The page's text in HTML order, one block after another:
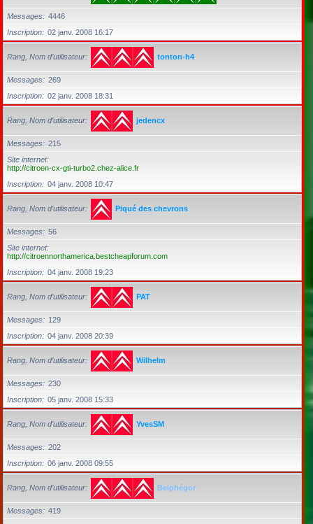
Messages
4446
Inscription
02 janv. 2008 16:17
Rang, Nom d’utilisateur tonton-h4
Messages
269
Inscription
02 janv. 2008 18:31
Rang, Nom d’utilisateur jedencx
Messages
215
Site internet
http://citroen-cx-gti-turbo2.chez-alice.fr
Inscription
04 janv. 2008 10:47
Rang, Nom d’utilisateur Piqué des chevrons
Messages
56
Site internet
http://citroennorthamerica.bestcheapforum.com
Inscription
04 janv. 2008 19:23
Rang, Nom d’utilisateur PAT
Messages
129
Inscription
04 janv. 2008 20:39
Rang, Nom d’utilisateur Wilhelm
Messages
230
Inscription
05 janv. 2008 15:33
Rang, Nom d’utilisateur YvesSM
Messages
202
Inscription
06 janv. 2008 09:55
Rang, Nom d’utilisateur Belphégor
Messages
419